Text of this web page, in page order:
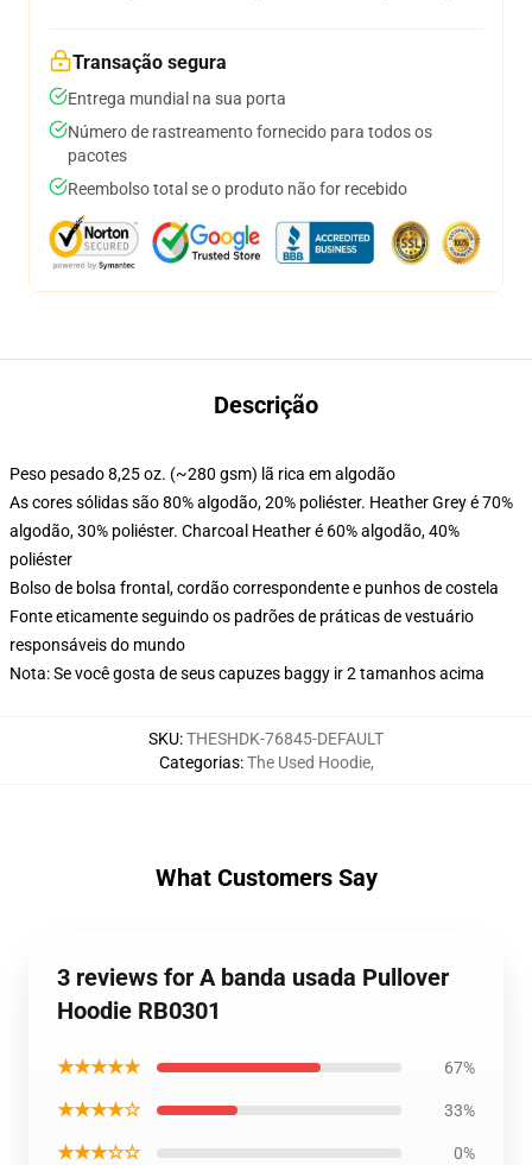
Transação segura
Entrega mundial na sua porta
Número de rastreamento fornecido para todos os
pacotes
Reembolso total se o produto não for recebido
Descrição
Peso pesado 8,25 oz. (~280 gsm) lã rica em algodão
As cores sólidas são 80% algodão, 20% poliéster. Heather Grey é 70%
algodão, 30% poliéster. Charcoal Heather é 60% algodão, 40%
poliéster
Bolso de bolsa frontal, cordão correspondente e punhos de costela
Fonte eticamente seguindo os padrões de práticas de vestuário
responsáveis do mundo
Nota: Se você gosta de seus capuzes baggy ir 2 tamanhos acima
SKU:THESHDK-76845-DEFAULT
Categorias:The Used Hoodie,
What Customers Say
3 reviews for A banda usada Pullover
Hoodie RB0301
★★★★★ 67%
★★★★☆ 33%
★★★☆☆ 0%